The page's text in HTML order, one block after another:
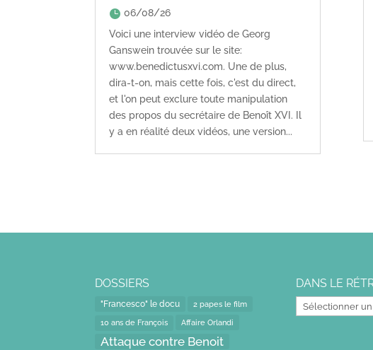
06/08/26
Voici une interview vidéo de Georg
Ganswein trouvée sur le site:
www.benedictusxvi.com. Une de plus,
dira-t-on, mais cette fois, c'est du direct,
et l'on peut exclure toute manipulation
des propos du secrétaire de Benoît XVI. Il
y a en réalité deux vidéos, une version...
DOSSIERS
"Francesco" le docu 2 papes le film
10 ans de François Affaire Orlandi
Attaque contre Benoit
DANS LE
Dans
le